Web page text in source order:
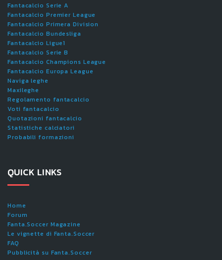
Fantacalcio Serie A
Fantacalcio Premier League
Fantacalcio Primera Division
Fantacalcio Bundesliga
Fantacalcio Ligue1
Fantacalcio Serie B
Fantacalcio Champions League
Fantacalcio Europa League
Naviga leghe
Maxileghe
Regolamento fantacalcio
Voti fantacalcio
Quotazioni fantacalcio
Statistiche calciatori
Probabili formazioni
QUICK LINKS
Home
Forum
Fanta.Soccer Magazine
Le vignette di Fanta.Soccer
FAQ
Pubblicità su Fanta.Soccer